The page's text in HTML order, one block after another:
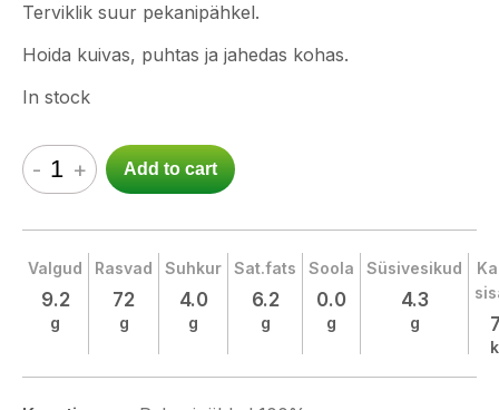
Terviklik suur pekanipähkel.
Hoida kuivas, puhtas ja jahedas kohas.
In stock
- + Add to cart
Valgud
9.2
g
Rasvad
72
g
Suhkur
4.0
g
Sat.fats
6.2
g
Soola
0.0
g
Süsivesikud
4.3
g